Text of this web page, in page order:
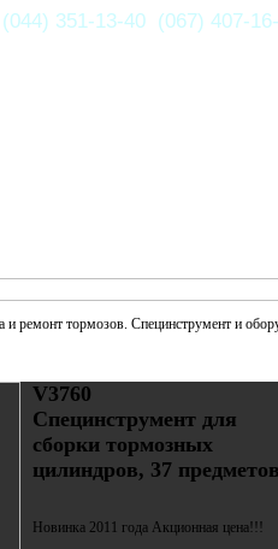
351-13-40 (067) 407-
и ремонт тормозов. Специнструмент и
V3760
Специнструмент для
сборки тормозных
цилиндров, 37
Новинка 2011 года Акционная цена!!!